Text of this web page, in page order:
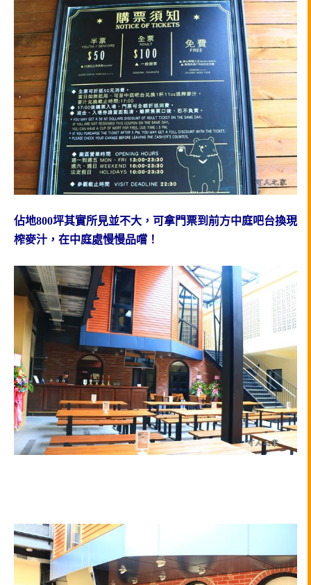
佔地800坪其實所見並不大，可拿門票到前方中庭吧台換現
榨麥汁，在中庭處慢慢品嚐！